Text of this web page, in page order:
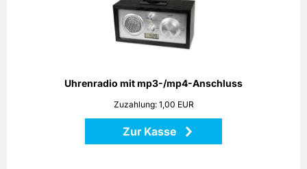
Uhrenradio mit mp3-/mp4-Anschluss
Zuzahlung: 1,00 EUR
Zur Kasse
Echt Retro! Optisch orientiert am Look der 60er aber
technisch absolut 21. Jahrhundert. Hochmodernes
Uhrenradio in edlem Holzdesign mit AM/FM-Tuner,
integriertem Anschluss für alle gängigen MP3- und MP4-